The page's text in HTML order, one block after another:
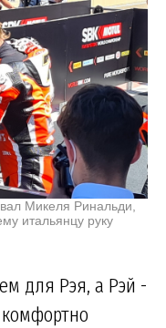
Микеля Ринальди,
итальянцу руку
для Рэя, а Рэй -